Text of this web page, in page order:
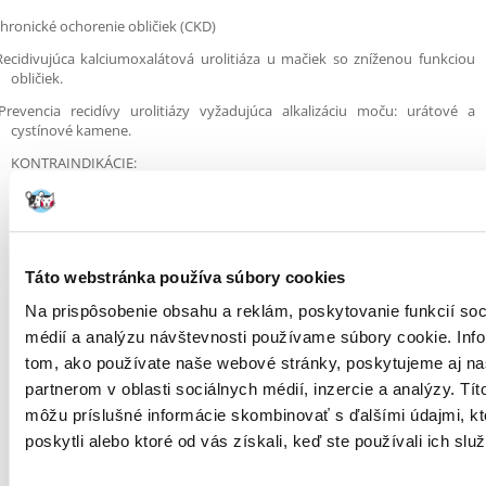
Táto webstránka používa súbory cookies
Na prispôsobenie obsahu a reklám, poskytovanie funkcií
médií a analýzu návštevnosti používame súbory cookie.
tom, ako používate naše webové stránky, poskytujeme aj
partnerom v oblasti sociálnych médií, inzercie a analýzy.
môžu príslušné informácie skombinovať s ďalšími údajmi,
poskytli alebo ktoré od vás získali, keď ste používali ich
ochorenie obličiek (CKD)
kalciumoxalátová urolitiáza u mačiek so zníženou funkciou
obličiek.
recidívy urolitiázy vyžadujúca alkalizáciu moču: urátové a
cystínové kamene.
KONTRAINDIKÁCIE:
Rast, brezivosť/laktácia
Zloženie: Kuracie mäso, hovädzie mäso, pšeničná múka, bravčové mäso,
vápenatého, citrátu draselného, zeolitu), celulóza, rybí tuk,
fruktooligosacharidy (FOS), taurín, metionín, múčka z nechtíka
lekárskeho (bohatá na luteín), stopové prvky (vrátane chelátových
stopových prvkov), vitamíny.
Nutričné doplnkové látky: Vitamín D3: 230 IU, E1 (železo): 3 mg, E2 (jód):
0,17 mg, E4 (meď): 1,4 mg, E5 (mangán): 1 mg, E6 (zinok): 10 mg.
ODPORÚČANÉ DENNÉ DÁVKY KRMIVA
Hmotnosť mačky
Chudá Normálna S